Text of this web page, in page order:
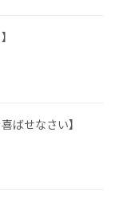
ばせなさい】